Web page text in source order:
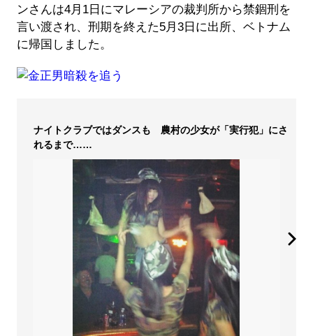
ンさんは4月1日にマレーシアの裁判所から禁錮刑を
言い渡され、刑期を終えた5月3日に出所、ベトナム
に帰国しました。
ナイトクラブではダンスも 農村の少女が「実行犯」にさ
れるまで……